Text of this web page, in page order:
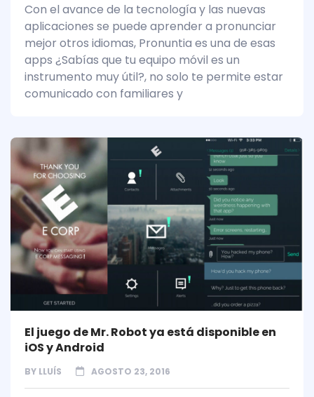
Con el avance de la tecnología y las nuevas
aplicaciones se puede aprender a pronunciar
mejor otros idiomas, Pronuntia es una de esas
apps ¿Sabías que tu equipo móvil es un
instrumento muy útil?, no solo te permite estar
comunicado con familiares y
El juego de Mr. Robot ya está disponible en
iOS y Android
BY LLUÍS AGOSTO 23, 2016